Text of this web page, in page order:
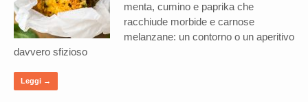
menta, cumino e paprika che
racchiude morbide e carnose
melanzane: un contorno o un aperitivo
davvero sfizioso
Leggi →